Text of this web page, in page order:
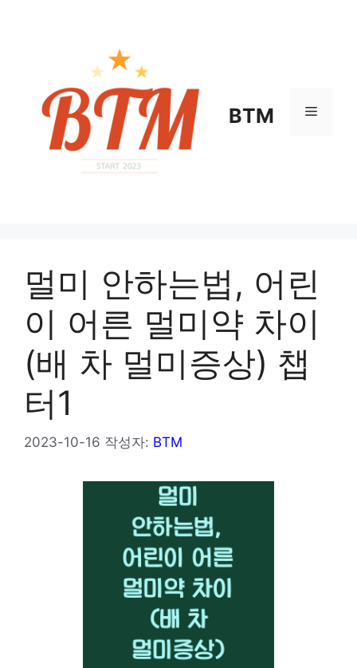
BTM 메
멀미 안하는법, 어린
이 어른 멀미약 차이
(배 차 멀미증상) 챕
터1
2023-10-16 작성자: BTM